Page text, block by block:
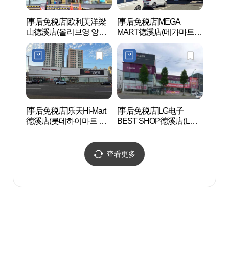
[事后免税店]欧利芙洋梁
山德溪店(올리브영 양산
덕계점)
[事后免税店]MEGA
MART德溪店(메가마트
덕계점)
[事后免税店]乐天Hi-Mart
德溪店(롯데하이마트 덕
[事后免税店]LG电子
BEST SHOP德溪店(LG전
查看更多